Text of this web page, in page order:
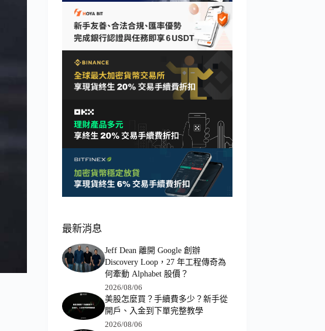
最新消息
Jeff Dean 離開 Google 創辦
Discovery Loop，27 年工程傳奇為
何牽動 Alphabet 股價？
2026/08/06
美股怎麼買？手續費多少？新手從
開戶、入金到下單完整教學
2026/08/06